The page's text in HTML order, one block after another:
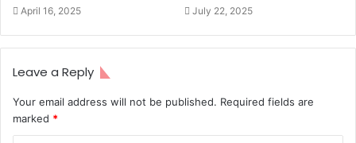
April 16, 2025 July 22, 2025
Leave a Reply
Your email address will not be published. Required fields are
marked *